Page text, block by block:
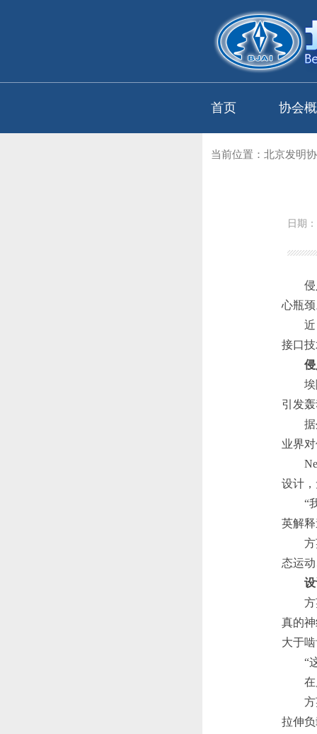
首页 协会
当前位置： 北京发明
日期
侵入
心瓶
近日
接口
埃隆
引发
据外
业界
设计
“我
英解
方英
态运
方英
真的
大于
“这
在后
方英
拉伸